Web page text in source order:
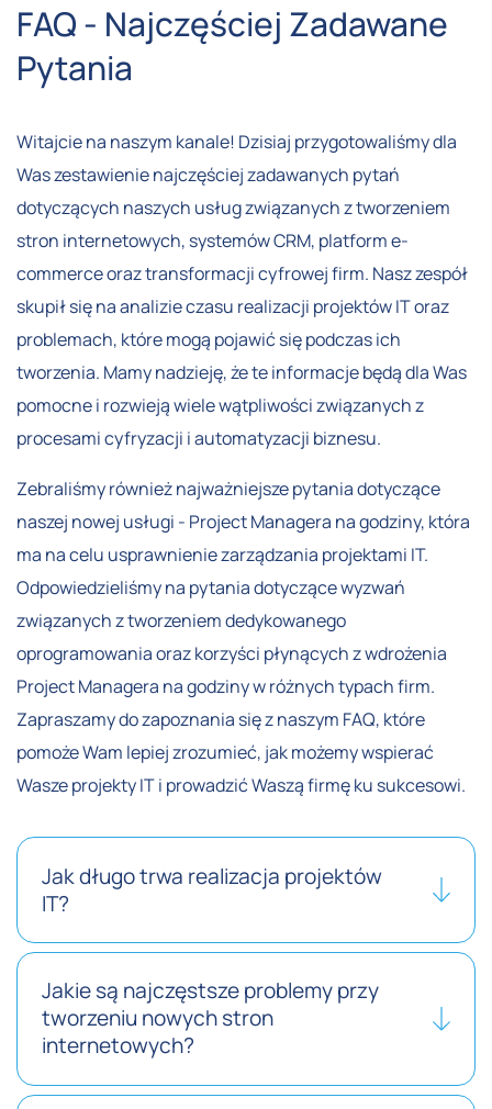
FAQ - Najczęściej Zadawane
Pytania
Witajcie na naszym kanale! Dzisiaj przygotowaliśmy dla
Was zestawienie najczęściej zadawanych pytań
dotyczących naszych usług związanych z tworzeniem
stron internetowych, systemów CRM, platform e-
commerce oraz transformacji cyfrowej firm. Nasz zespół
skupił się na analizie czasu realizacji projektów IT oraz
problemach, które mogą pojawić się podczas ich
tworzenia. Mamy nadzieję, że te informacje będą dla Was
pomocne i rozwieją wiele wątpliwości związanych z
procesami cyfryzacji i automatyzacji biznesu.
Zebraliśmy również najważniejsze pytania dotyczące
naszej nowej usługi - Project Managera na godziny, która
ma na celu usprawnienie zarządzania projektami IT.
Odpowiedzieliśmy na pytania dotyczące wyzwań
związanych z tworzeniem dedykowanego
oprogramowania oraz korzyści płynących z wdrożenia
Project Managera na godziny w różnych typach firm.
Zapraszamy do zapoznania się z naszym FAQ, które
pomoże Wam lepiej zrozumieć, jak możemy wspierać
Wasze projekty IT i prowadzić Waszą firmę ku sukcesowi.
Jak długo trwa realizacja projektów
IT?
Jakie są najczęstsze problemy przy
tworzeniu nowych stron
internetowych?